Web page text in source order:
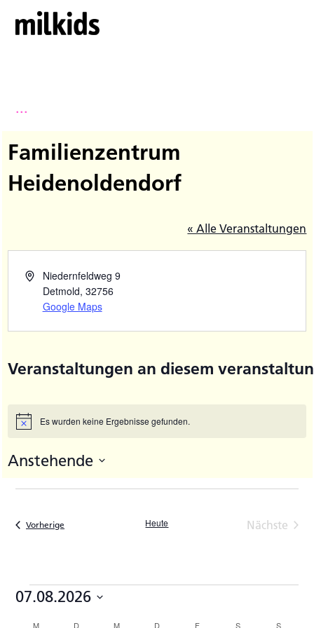
...
Familienzentrum
Heidenoldendorf
« Alle Veranstaltungen
Niedernfeldweg 9
Detmold, 32756
Google Maps
Veranstaltungen an diesem
HinweisEs wurden keine Ergebnisse gefunden.
Anstehende
wählen.
Vorherige Heute
Nächste
Veranstaltungen
07.08.2026
MMONTAG DDIENSTAGM MITTWOCH
DDONNERSTAG
F SSAMSTAGS